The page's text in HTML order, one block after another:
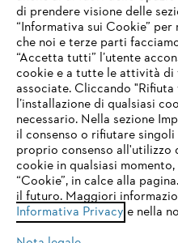
Service
Termini e condizioni generali
Note legali Cookies
Andreas STIHL S.p.A. - Viale delle
20040 Cambiago (MI)
IHR BROWSER
UNTERSTÜTZT
Sie nutzen einen Browser,
eine optimale Nutzung
einem der folgenden Browser
firefox
di prendere visione delle
“Informativa sui Cookie”
che noi e terze parti
“Accetta tutti” l’utente
cookie e a tutte le attività
associate. Cliccando
l’installazione di qualsiasi
necessario. Nella sezione
il consenso o rifiutare
proprio consenso
cookie in qualsiasi
“Cookie”, in calce alla
il futuro. Maggiori
Informativa Privacy e nella